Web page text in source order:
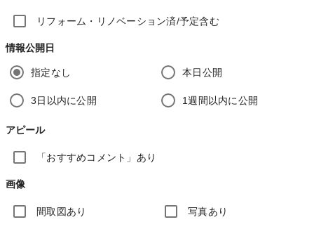
リフォーム・リノベーション済/予定含む
情報公開日
指定なし 本日公開
3日以内に公開 1週間以内に公開
アピール
「おすすめコメント」あり
画像
間取図あり 写真あり